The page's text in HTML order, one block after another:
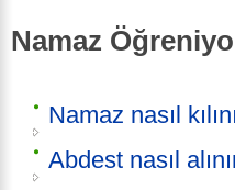
Namaz
Namaz nasıl
Abdest nasıl